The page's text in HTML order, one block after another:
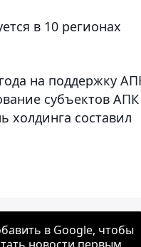
в 10 регионах
на поддержку
субъектов АПК
холдинга составил
в Google, чтобы